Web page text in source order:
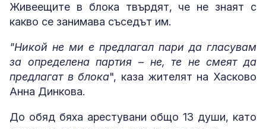
Живеещите в блока твърдят, че не знаят с
какво се занимава съседът им.
"Никой не ми е предлагал пари да гласувам
за определена партия – не, те не смеят да
предлагат в блока", каза жителят на Хасково
Анна Динкова.
До обяд бяха арестувани общо 13 души, като